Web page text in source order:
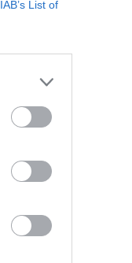
IAB’s List of